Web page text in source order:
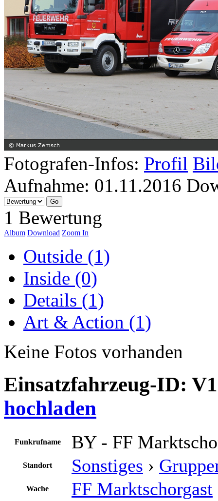
Fotografen-Infos: Profil
Aufnahme: 01.11.2016
1 Bewertung
Album Download Zoom In
Outside (1)
Inside (0)
Details (1)
Art & Action (1)
Keine Fotos vorhanden
Einsatzfahrzeug-ID:
hochladen
Funkrufname BY - FF
Standort Sonstiges ›
Wache FF Marktschorgast